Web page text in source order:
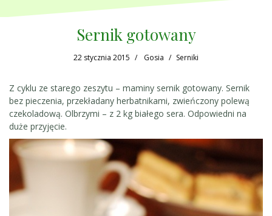
Sernik gotowany
22 stycznia 2015 Gosia Serniki
Z cyklu ze starego zeszytu – maminy sernik gotowany. Sernik
bez pieczenia, przekładany herbatnikami, zwieńczony polewą
czekoladową. Olbrzymi – z 2 kg białego sera. Odpowiedni na
duże przyjęcie.